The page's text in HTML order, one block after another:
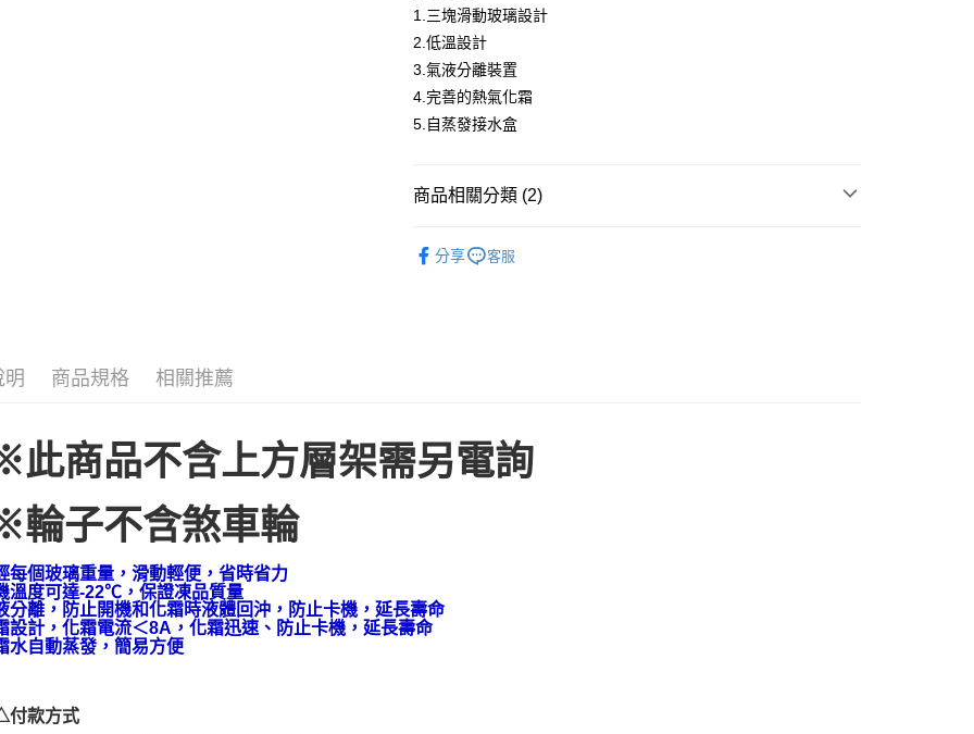
【關於「AFTEE先享後付」】
便利好安心！
１．簡單：不需註冊會員、不需綁卡、不需儲值。
２．便利：只要手機號碼，簡訊認證，即可結帳。
３．安心：先確認商品／服務後，再付款。
付」結帳頁面，進行簡訊認證並確認金額後，即可完成結帳。
２．訂單成立數日內，您將收到繳費通知簡訊。
／ATM／網路銀行／等多元方式進行付款，方視為交易完成。
※ 請注意：結帳手續完成當下不需立刻繳費，但若您需要取消訂單，請聯
交易，需依本服務之必要範圍內提供個人資料，並將交易相關給付款項請
求債權轉讓予恩沛科技股份有限公司。
２．關於個人資料處理事宜，請瀏覽以下網址：
即時審查核予不同之上限額度；若仍有額度不足之情形，本公司將視審查
結果請求用戶進行身份認證。
５．嚴禁一人註冊多個帳號或使用他人資訊註冊。若發現惡意使用之情
運送方式
宅配(請注意配件不含在免運內)
免運費
1.三塊滑動玻璃設計
2.低溫設計
3.氣液分離裝置
4.完善的熱氣化霜
5.自蒸發接水盒
商品相關分類 (2)
分享 客服
明 商品規格 相關推薦
此商品不含上方層架需另電詢
輪子不含煞車輪
每個玻璃重量，滑動輕便，省時省力
溫度可達-22℃，保證凍品質量
分離，防止開機和化霜時液體回沖，防止卡機，延長壽命
設計，化霜電流＜8A，化霜迅速、防止卡機，延長壽命
水自動蒸發，簡易方便
付款方式